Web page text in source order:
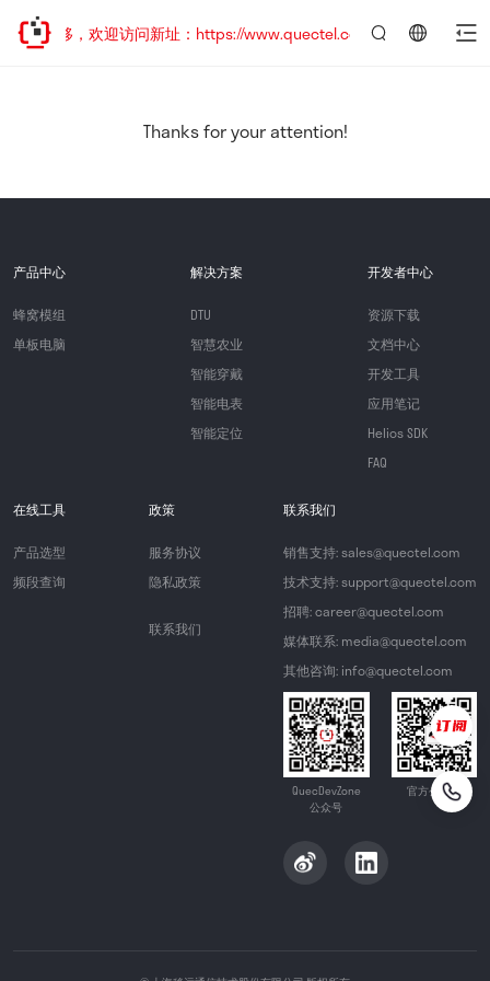
址已迁移，欢迎访问新址：https://www.quectel.com.cn
Thanks for your attention!
产品中心
蜂窝模组
单板电脑
解决方案
DTU
智慧农业
智能穿戴
智能电表
智能定位
开发者中心
资源下载
文档中心
开发工具
应用笔记
Helios SDK
FAQ
在线工具
产品选型
频段查询
政策
服务协议
隐私政策
联系我们
联系我们
销售支持: sales@quectel.com
技术支持: support@quectel.com
招聘: career@quectel.com
媒体联系: media@quectel.com
其他咨询: info@quectel.com
QuecDevZone
公众号
官方公众号